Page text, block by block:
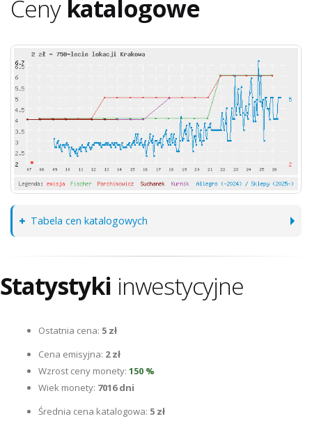
Ceny katalogowe
Tabela cen katalogowych
Statystyki inwestycyjne
Ostatnia cena: 5 zł
Cena emisyjna: 2 zł
Wzrost ceny monety: 150 %
Wiek monety: 7016 dni
Średnia cena katalogowa: 5 zł